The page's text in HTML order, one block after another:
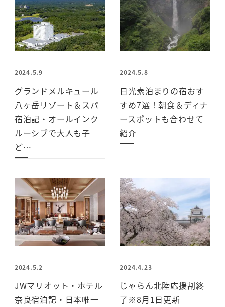
2024.5.9
グランドメルキュール
八ヶ岳リゾート＆スパ
宿泊記・オールインク
ルーシブで大人も子
ど…
2024.5.8
日光素泊まりの宿おす
すめ7選！朝食＆ディナ
ースポットも合わせて
紹介
2024.5.2
JWマリオット・ホテル
奈良宿泊記・日本唯一
2024.4.23
じゃらん北陸応援割終
了※8月1日更新